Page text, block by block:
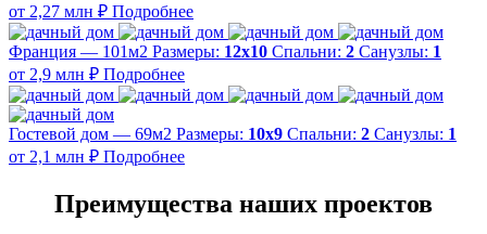
от 2,27 млн ₽ Подробнее
Франция — 101м2 Размеры: 12х10 Спальни: 2 Санузлы: 1
от 2,9 млн ₽ Подробнее
Гостевой дом — 69м2 Размеры: 10х9 Спальни: 2 Санузлы: 1
от 2,1 млн ₽ Подробнее
Преимущества наших проектов